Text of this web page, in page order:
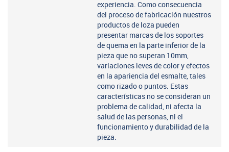
experiencia. Como consecuencia
del proceso de fabricación nuestros
productos de loza pueden
presentar marcas de los soportes
de quema en la parte inferior de la
pieza que no superan 10mm,
variaciones leves de color y efectos
en la apariencia del esmalte, tales
como rizado o puntos. Estas
características no se consideran un
problema de calidad, ni afecta la
salud de las personas, ni el
funcionamiento y durabilidad de la
pieza.